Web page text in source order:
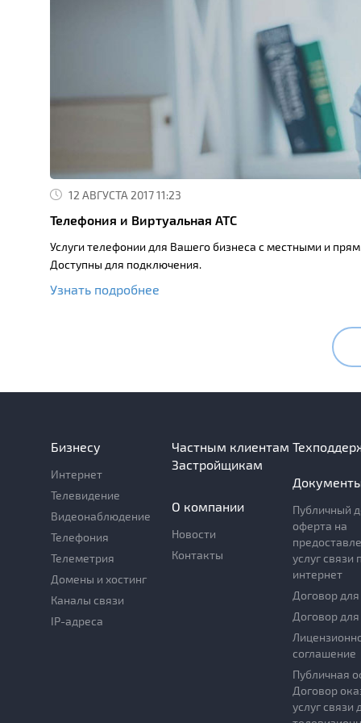
12 АВГУСТА 2017 11:23
Телефония и Виртуальная АТС
Услуги телефонии для Вашего бизнеса с местными и
Доступны для подключения.
Узнать подробнее
Бизнесу
Интернет
Телевидение
Видеонаблюдение
Телефония
Телеметрия
Домены и хостинг
Каналы связи
IP-адреса
Частным клиентам
Застройщикам
О компании
Новости
Контакты
Публичный
оферта на
услуг связи
интернет
Договор
Договор
соглашение
Публичная
Договор
услуг связи